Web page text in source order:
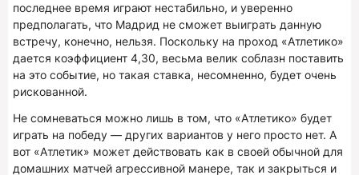
последнее время играют нестабильно, и уверенно
предполагать, что Мадрид не сможет выиграть данную
встречу, конечно, нельзя. Поскольку на проход «Атлетико»
дается коэффициент 4,30, весьма велик соблазн поставить
на это событие, но такая ставка, несомненно, будет очень
рискованной.
Не сомневаться можно лишь в том, что «Атлетико» будет
играть на победу — других вариантов у него просто нет. А
вот «Атлетик» может действовать как в своей обычной для
домашних матчей агрессивной манере, так и закрыться и